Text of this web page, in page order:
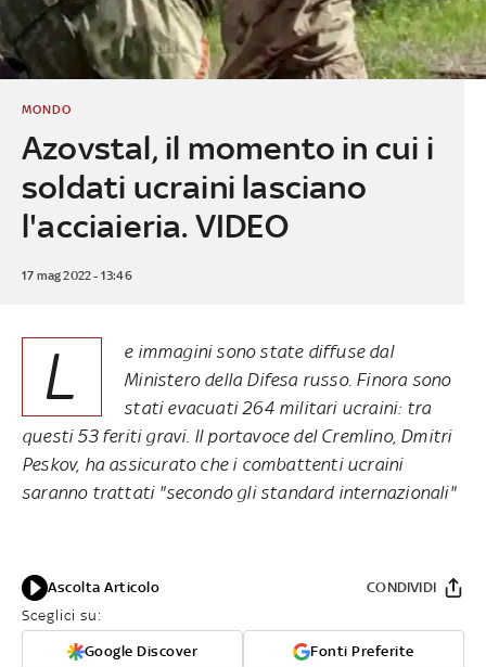
Azovstal, il momento in cui i
soldati ucraini lasciano
l'acciaieria. VIDEO
MONDO
17 mag 2022 - 13:46
L
e immagini sono state diffuse dal
Ministero della Difesa russo. Finora sono
stati evacuati 264 militari ucraini: tra
questi 53 feriti gravi. Il portavoce del Cremlino, Dmitri
Peskov, ha assicurato che i combattenti ucraini
saranno trattati "secondo gli standard internazionali"
Ascolta Articolo
Sceglici su:
Google Discover Fonti Preferite
CONDIVIDI